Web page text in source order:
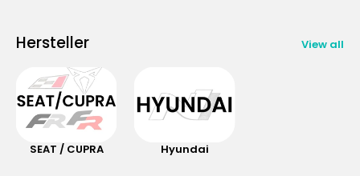
Hersteller View all
SEAT / CUPRA Hyundai